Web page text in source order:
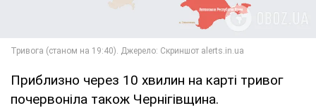
Приблизно через 10 хвилин на карті тривог
почервоніла також Чернігівщина.